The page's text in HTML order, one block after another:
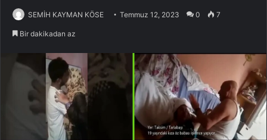
SEMİH KAYMAN KÖSE Temmuz 12, 2023 0 7
Bir dakikadan az